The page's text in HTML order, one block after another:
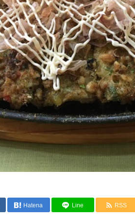
Hatena Line RSS